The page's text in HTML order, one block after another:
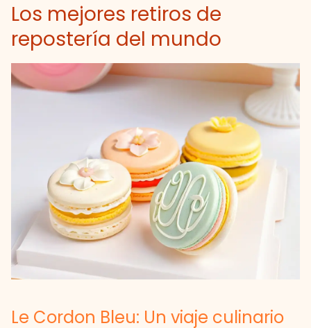
Los mejores retiros de
repostería del mundo
Le Cordon Bleu: Un viaje culinario